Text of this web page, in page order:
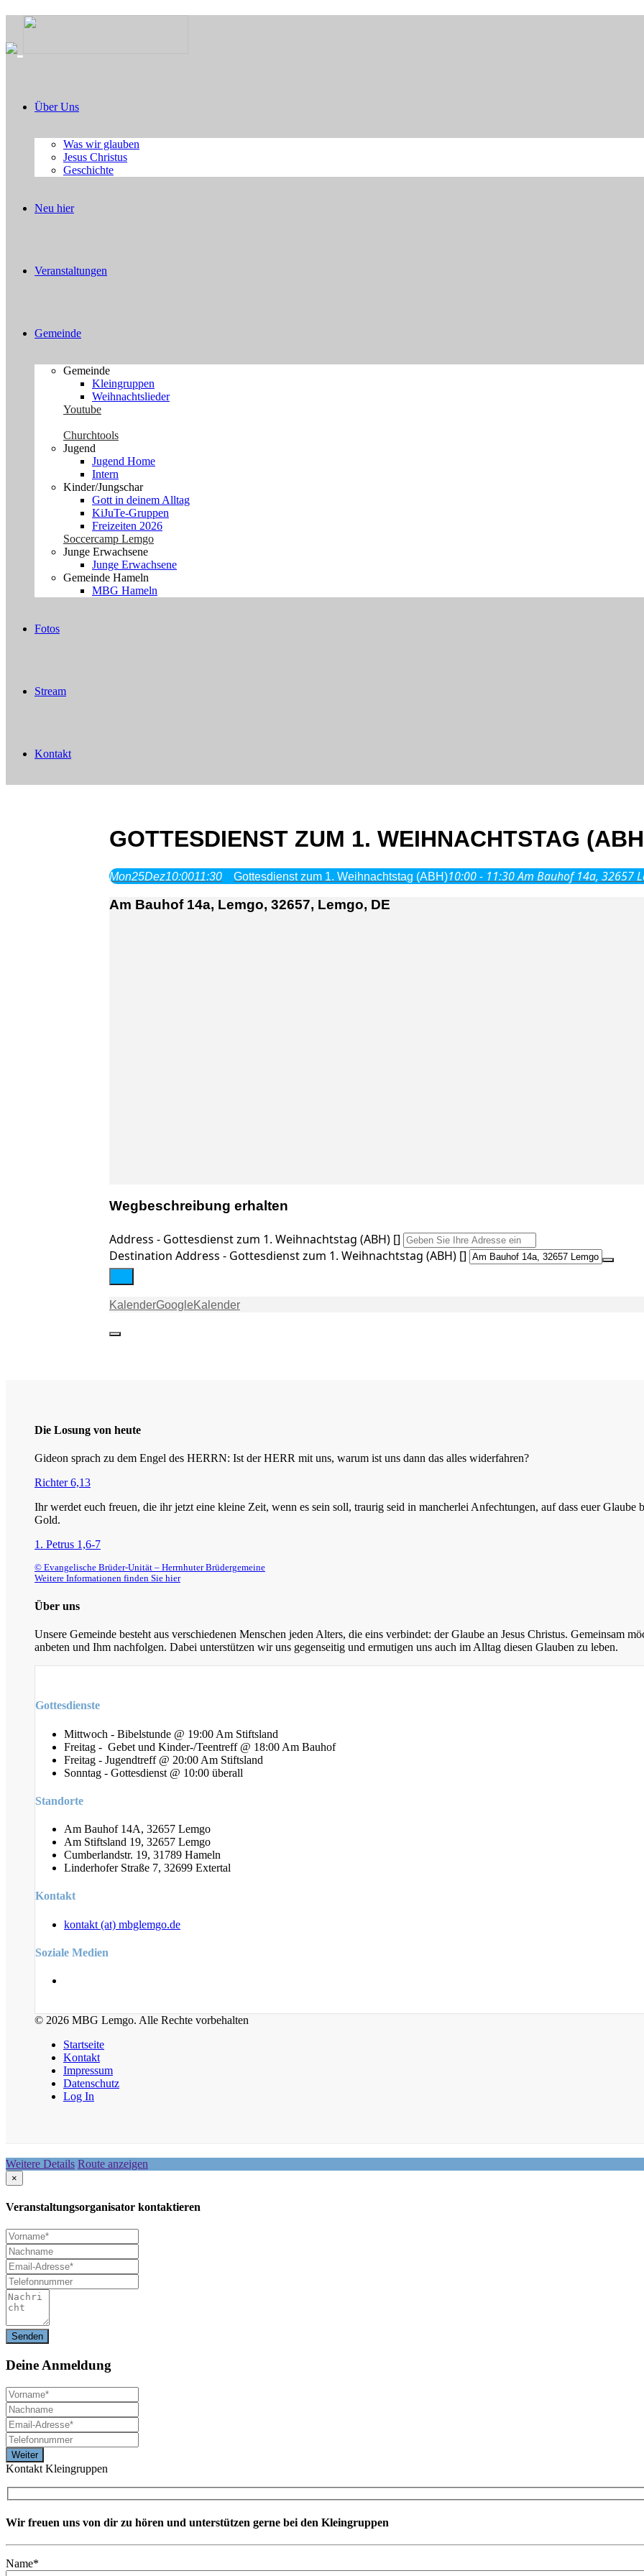
Über Uns
Was wir glauben
Jesus Christus
Geschichte
Neu hier
Veranstaltungen
Gemeinde
Gemeinde
Kleingruppen
Weihnachtslieder
Youtube
Churchtools
Jugend
Jugend Home
Intern
Kinder/Jungschar
Gott in deinem Alltag
KiJuTe-Gruppen
Freizeiten 2026
Soccercamp Lemgo
Junge Erwachsene
Junge Erwachsene
Gemeinde Hameln
MBG Hameln
Fotos
Stream
Kontakt
GOTTESDIENST ZUM 1. WEIHNACHTSTAG
Mon25Dez10:0011:30 Gottesdienst zum 1. Weihnachtstag (ABH)10:00 - 11:30Am Bauhof 14a, 32657
Am Bauhof 14a, Lemgo, 32657, Lemgo, DE
Wegbeschreibung erhalten
Address - Gottesdienst zum 1. Weihnachtstag (ABH) []
Destination Address - Gottesdienst zum 1. Weihnachtstag (ABH) []
KalenderGoogleKalender
Die Losung von heute
Gideon sprach zu dem Engel des HERRN: Ist der HERR mit uns, warum ist uns dann das alles widerfahren?
Richter 6,13
Ihr werdet euch freuen, die ihr jetzt eine kleine Zeit, wenn es sein soll, traurig seid in mancherlei Anfechtungen, auf dass euer
Gold.
1. Petrus 1,6-7
© Evangelische Brüder-Unität – Herrnhuter Brüdergemeine
Weitere Informationen finden Sie hier
Über uns
Unsere Gemeinde besteht aus verschiedenen Menschen jeden Alters, die eins verbindet: der Glaube an Jesus Christus. Gemeinsam
anbeten und Ihm nachfolgen. Dabei unterstützen wir uns gegenseitig und ermutigen uns auch im Alltag diesen Glauben zu leben.
Gottesdienste
Mittwoch - Bibelstunde @ 19:00 Am Stiftsland
Freitag - Gebet und Kinder-/Teentreff @ 18:00 Am Bauhof
Freitag - Jugendtreff @ 20:00 Am Stiftsland
Sonntag - Gottesdienst @ 10:00 überall
Standorte
Am Bauhof 14A, 32657 Lemgo
Am Stiftsland 19, 32657 Lemgo
Cumberlandstr. 19, 31789 Hameln
Linderhofer Straße 7, 32699 Extertal
Kontakt
kontakt (at) mbglemgo.de
Soziale Medien
© 2026 MBG Lemgo. Alle Rechte vorbehalten
Startseite
Kontakt
Impressum
Datenschutz
Log In
Weitere Details Route anzeigen
×
Veranstaltungsorganisator kontaktieren
Deine Anmeldung
Kontakt Kleingruppen
Wir freuen uns von dir zu hören und unterstützen gerne bei den Kleingruppen
Name*